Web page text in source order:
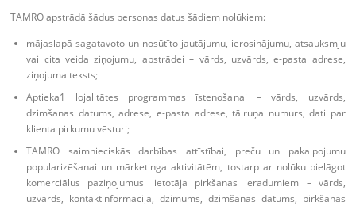
TAMRO apstrādā šādus personas datus šādiem nolūkiem:
mājaslapā sagatavoto un nosūtīto jautājumu, ierosinājumu, atsauksmju
vai cita veida ziņojumu, apstrādei – vārds, uzvārds, e-pasta adrese,
ziņojuma teksts;
Aptieka1 lojalitātes programmas īstenošanai – vārds, uzvārds,
dzimšanas datums, adrese, e-pasta adrese, tālruņa numurs, dati par
klienta pirkumu vēsturi;
TAMRO saimnieciskās darbības attīstībai, preču un pakalpojumu
popularizēšanai un mārketinga aktivitātēm, tostarp ar nolūku pielāgot
komerciālus paziņojumus lietotāja pirkšanas ieradumiem – vārds,
uzvārds, kontaktinformācija, dzimums, dzimšanas datums, pirkšanas